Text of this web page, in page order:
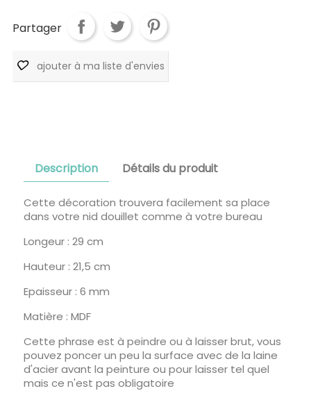
Partager
ajouter à ma liste d'envies
Description Détails du produit
Cette décoration trouvera facilement sa place
dans votre nid douillet comme à votre bureau
Longeur : 29 cm
Hauteur : 21,5 cm
Epaisseur : 6 mm
Matière : MDF
Cette phrase est à peindre ou à laisser brut, vous
pouvez poncer un peu la surface avec de la laine
d'acier avant la peinture ou pour laisser tel quel
mais ce n'est pas obligatoire